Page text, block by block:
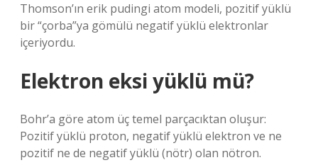
Thomson’ın erik pudingi atom modeli, pozitif yüklü
bir “çorba”ya gömülü negatif yüklü elektronlar
içeriyordu.
Elektron eksi yüklü mü?
Bohr’a göre atom üç temel parçacıktan oluşur:
Pozitif yüklü proton, negatif yüklü elektron ve ne
pozitif ne de negatif yüklü (nötr) olan nötron.